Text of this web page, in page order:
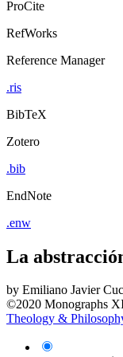
ProCite
RefWorks
Reference Manager
.ris
BibTeX
Zotero
.bib
EndNote
.enw
La
by Emiliano Javier
©2020 Monographs
Theology &